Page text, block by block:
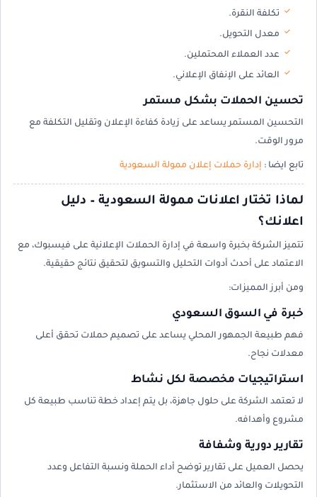
تكلفة النقرة.
معدل التحويل.
عدد العملاء المحتملين.
العائد على الإنفاق الإعلاني.
تحسين الحملات بشكل مستمر
التحسين المستمر يساعد على زيادة كفاءة الإعلان وتقليل التكلفة مع
مرور الوقت.
تابع ايضا : إدارة حملات إعلان ممولة السعودية
لماذا تختار اعلانات ممولة السعودية – دليل
اعلانك؟
تتميز الشركة بخبرة واسعة في إدارة الحملات الإعلانية على فيسبوك، مع
الاعتماد على أحدث أدوات التحليل والتسويق لتحقيق نتائج حقيقية.
ومن أبرز المميزات:
خبرة في السوق السعودي
فهم طبيعة الجمهور المحلي يساعد على تصميم حملات تحقق أعلى
معدلات نجاح.
استراتيجيات مخصصة لكل نشاط
لا تعتمد الشركة على حلول جاهزة، بل يتم إعداد خطة تناسب طبيعة كل
مشروع وأهدافه.
تقارير دورية وشفافة
يحصل العميل على تقارير توضح أداء الحملة ونسبة التفاعل وعدد
التحويلات والعائد من الاستثمار.